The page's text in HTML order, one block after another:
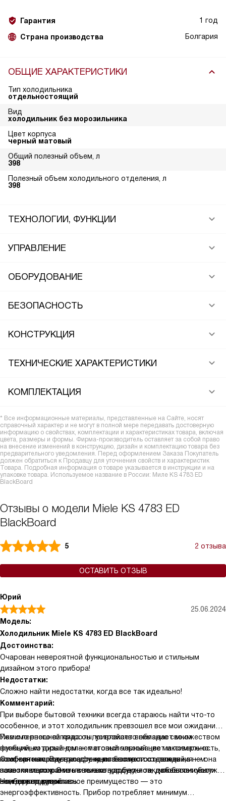
Гарантия 1 год
Страна производства Болгария
ОБЩИЕ ХАРАКТЕРИСТИКИ
Тип холодильника
отдельностоящий
Вид
холодильник без морозильника
Цвет корпуса
черный матовый
Общий полезный объем, л
398
Полезный объем холодильного отделения, л
398
ТЕХНОЛОГИИ, ФУНКЦИИ
УПРАВЛЕНИЕ
ОБОРУДОВАНИЕ
БЕЗОПАСНОСТЬ
КОНСТРУКЦИЯ
ТЕХНИЧЕСКИЕ ХАРАКТЕРИСТИКИ
КОМПЛЕКТАЦИЯ
* Все информационные материалы, представленные на Сайте, носят
справочный характер и не могут в полной мере передавать достоверную
информацию о свойствах, комплектации и характеристиках товара, включая
цвета, размеры и формы. Фирма-производитель оставляет за собой право
на внесение изменений в конструкцию, дизайн и комплектацию товара без
предварительного уведомления. Перед оформлением Заказа Покупатель
должен обратиться к Продавцу для уточнения свойств и характеристик
Товара. Подробная информация о товаре указывается в инструкции и на
упаковке товара. Используемое название в России: Миле KS 4783 ED
BlackBoard
Отзывы о модели Miele KS 4783 ED
BlackBoard
5 2 отзыва
ОСТАВИТЬ ОТЗЫВ
Юрий
25.06.2024
Модель:
Холодильник Miele KS 4783 ED BlackBoard
Достоинства:
Очарован невероятной функциональностью и стильным
дизайном этого прибора!
Недостатки:
Сложно найти недостатки, когда все так идеально!
Комментарий:
При выборе бытовой техники всегда стараюсь найти что-то
особенное, и этот холодильник превзошел все мои ожидания.
Уже с первого взгляда он привлекает внимание своим
необычным дизайном — матовый черный цвет и поверхность,
похожая на школьную доску, позволяют оставлять на нем
заметки мелом. Это не только удобно, но и добавляет уют
в интерьер кухни.
Помимо внешней красоты, устройство обладает множеством
функций, которые делают его использование максимально
комфортным. Внутри есть много полок и отделений,
позволяющих разместить все продукты так, чтобы они были
всегда под рукой.
Особенно порадовала функция быстрого охлаждения — она
позволяет сохранить свежесть продуктов, даже если они уже
немного подогрелись.
Но, безусловно, главное преимущество — это
энергоэффективность. Прибор потребляет минимум